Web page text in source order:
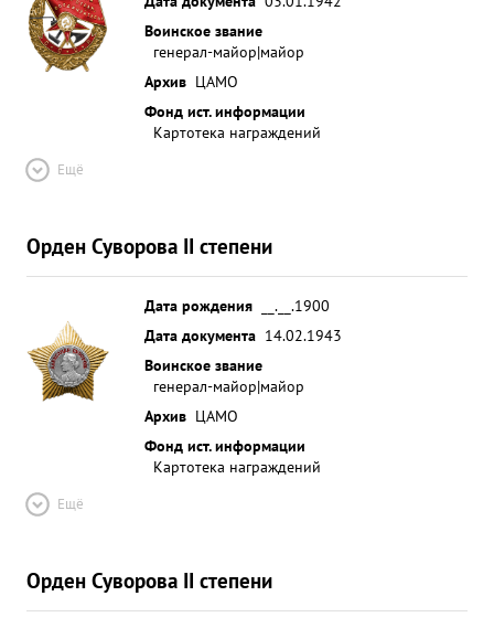
Воинское звание
генерал-майор|майор
Архив ЦАМО
Фонд ист. информации
Картотека награждений
Ещё
Орден Суворова II степени
Дата рождения
__.__.1900
Дата документа 14.02.1943
Воинское звание
генерал-майор|майор
Архив ЦАМО
Фонд ист. информации
Картотека награждений
Ещё
Орден Суворова II степени